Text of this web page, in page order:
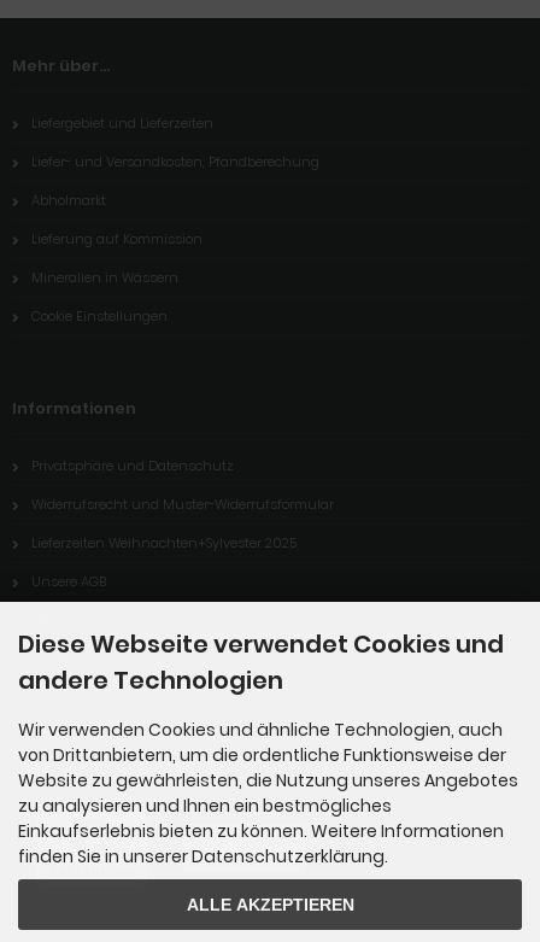
Mehr über...
Liefergebiet und Lieferzeiten
Liefer- und Versandkosten, Pfandberechung
Abholmarkt
Lieferung auf Kommission
Mineralien in Wässern
Cookie Einstellungen
Informationen
Privatsphäre und Datenschutz
Widerrufsrecht und Muster-Widerrufsformular
Lieferzeiten Weihnachten+Sylvester 2025
Unsere AGB
Impressum
Zahlungsmöglichkeiten
Diese Webseite verwendet Cookies und
andere Technologien
Wir verwenden Cookies und ähnliche Technologien, auch
von Drittanbietern, um die ordentliche Funktionsweise der
Website zu gewährleisten, die Nutzung unseres Angebotes
zu analysieren und Ihnen ein bestmögliches
Einkaufserlebnis bieten zu können. Weitere Informationen
finden Sie in unserer Datenschutzerklärung.
ALLE AKZEPTIEREN